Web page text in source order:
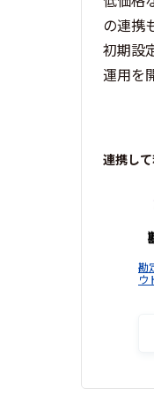
の連携
初期設
運用を
連携し
勘
ウ